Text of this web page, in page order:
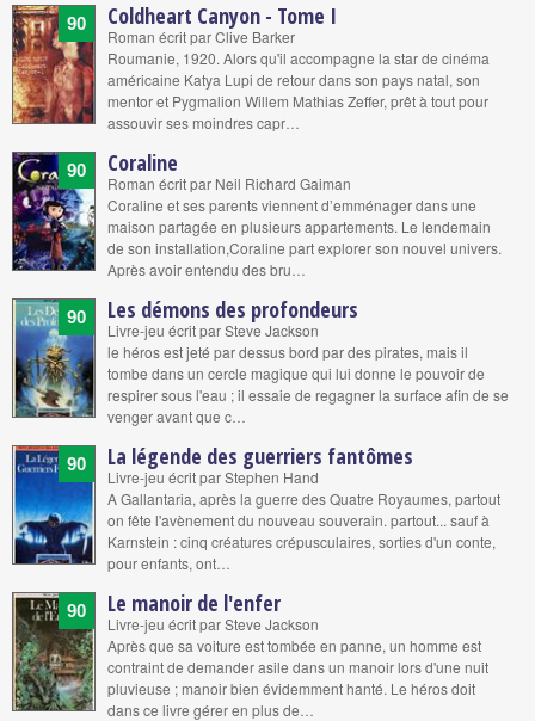
90 Coldheart Canyon - Tome I
Roman écrit par Clive Barker
Roumanie, 1920. Alors qu'il accompagne la star de cinéma
américaine Katya Lupi de retour dans son pays natal, son
mentor et Pygmalion Willem Mathias Zeffer, prêt à tout pour
assouvir ses moindres capr…
90 Coraline
Roman écrit par Neil Richard Gaiman
Coraline et ses parents viennent d’emménager dans une
maison partagée en plusieurs appartements. Le lendemain
de son installation,Coraline part explorer son nouvel univers.
Après avoir entendu des bru…
90 Les démons des profondeurs
Livre-jeu écrit par Steve Jackson
le héros est jeté par dessus bord par des pirates, mais il
tombe dans un cercle magique qui lui donne le pouvoir de
respirer sous l'eau ; il essaie de regagner la surface afin de se
venger avant que c…
90 La légende des guerriers fantômes
Livre-jeu écrit par Stephen Hand
A Gallantaria, après la guerre des Quatre Royaumes, partout
on fête l'avènement du nouveau souverain. partout... sauf à
Karnstein : cinq créatures crépusculaires, sorties d'un conte,
pour enfants, ont…
90 Le manoir de l'enfer
Livre-jeu écrit par Steve Jackson
Après que sa voiture est tombée en panne, un homme est
contraint de demander asile dans un manoir lors d'une nuit
pluvieuse ; manoir bien évidemment hanté. Le héros doit
dans ce livre gérer en plus de…